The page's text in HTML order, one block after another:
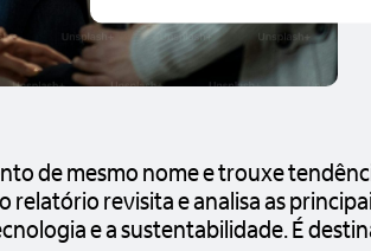
de mesmo nome e trouxe
relatório revisita e analisa as
e a sustentabilidade. É